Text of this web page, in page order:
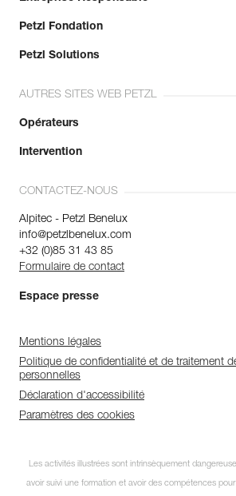
Petzl Fondation
Petzl Solutions
AUTRES SITES WEB PETZL
Opérateurs
Intervention
CONTACTEZ-NOUS
Alpitec - Petzl Benelux
info@petzlbenelux.com
+32 (0)85 31 43 85
Formulaire de contact
Espace presse
Mentions légales
Politique de confidentialité et de traitement
personnelles
Déclaration d'accessibilité
Paramètres des cookies
Les activités illustrées sont intrinsèquement
avoir suivi une formation et avoir des compétences